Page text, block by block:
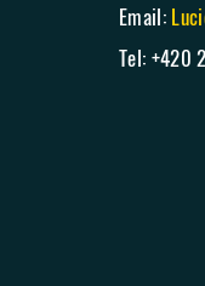
Email:
Tel: +420